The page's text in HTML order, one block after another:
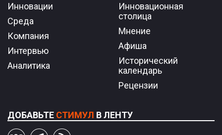
Инновации
Среда
Компания
Интервью
Аналитика
Инновационная
столица
Мнение
Афиша
Исторический
календарь
Рецензии
ДОБАВЬТЕ СТИМУЛ В ЛЕНТУ